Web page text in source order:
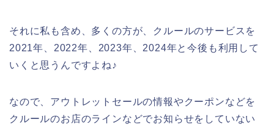
それに私も含め、多くの方が、クルールのサービスを
2021年、2022年、2023年、2024年と今後も利用して
いくと思うんですよね♪
なので、アウトレットセールの情報やクーポンなどを
クルールのお店のラインなどでお知らせをしていない